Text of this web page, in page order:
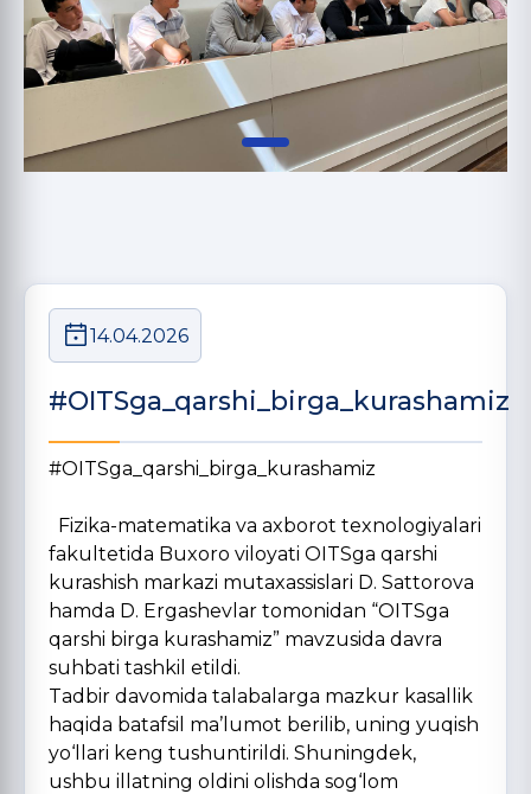
14.04.2026
#OITSga_qarshi_birga_kurashamiz
#OITSga_qarshi_birga_kurashamiz
Fizika-matematika va axborot texnologiyalari
fakultetida Buxoro viloyati OITSga qarshi
kurashish markazi mutaxassislari D. Sattorova
hamda D. Ergashevlar tomonidan “OITSga
qarshi birga kurashamiz” mavzusida davra
suhbati tashkil etildi.
Tadbir davomida talabalarga mazkur kasallik
haqida batafsil ma’lumot berilib, uning yuqish
yo‘llari keng tushuntirildi. Shuningdek,
ushbu illatning oldini olishda sog‘lom